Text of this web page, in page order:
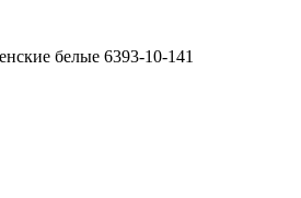
белые 6393-10-141